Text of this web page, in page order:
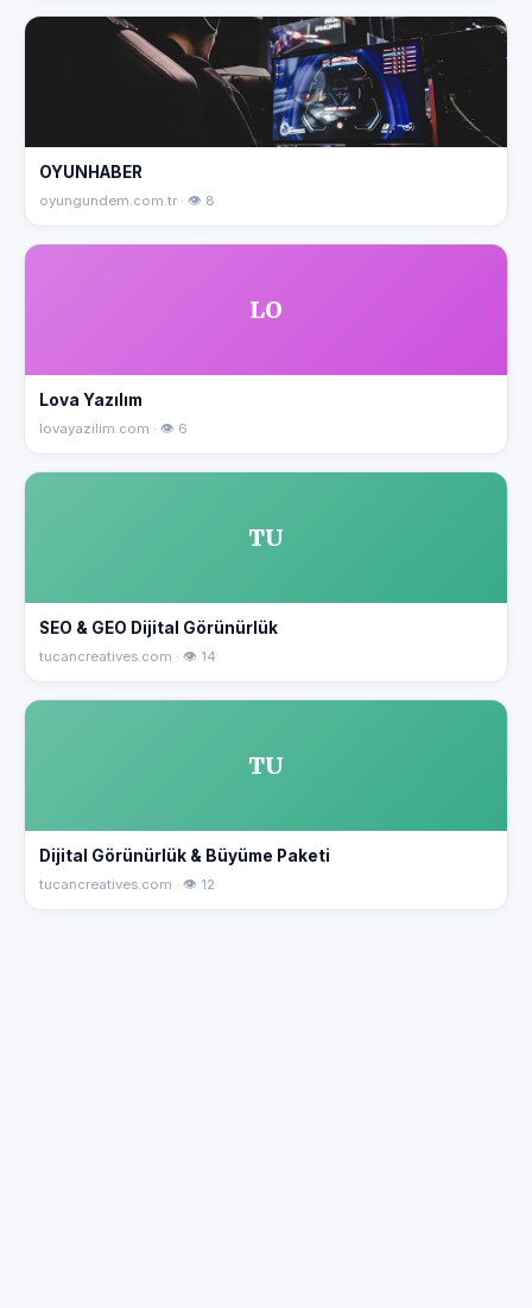
OYUNHABER
oyungundem.com.tr · 👁 8
LO
Lova Yazılım
lovayazilim.com · 👁 6
TU
SEO & GEO Dijital Görünürlük
tucancreatives.com · 👁 14
TU
Dijital Görünürlük & Büyüme Paketi
tucancreatives.com · 👁 12